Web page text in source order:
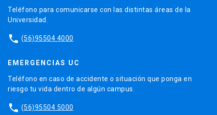
Teléfono para comunicarse con las distintas áreas de la
Universidad.
phone (56)95504 4000
EMERGENCIAS UC
Teléfono en caso de accidente o situación que ponga en
riesgo tu vida dentro de algún campus.
phone (56)95504 5000